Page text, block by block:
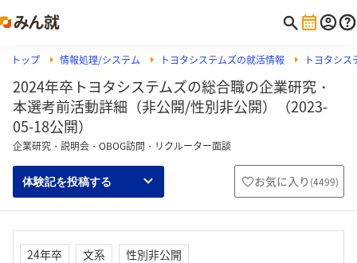
トップ 情報処理/システム トヨタシステムズの就活情報 トヨタシ
2024年卒トヨタシステムズの総合職の企業研究・
本選考前活動詳細（非公開/性別非公開）（2023-
05-18公開）
企業研究・説明会・OBOG訪問・リクルーター面談
体験記を投稿する お気に入り (4499)
24年卒 文系
性別非公開